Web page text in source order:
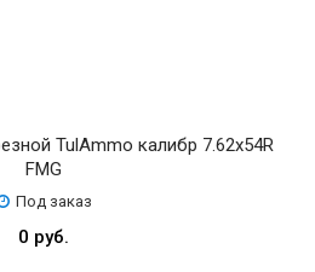
TulAmmo калибр 7.62х54R
FMG
Под заказ
0 руб.